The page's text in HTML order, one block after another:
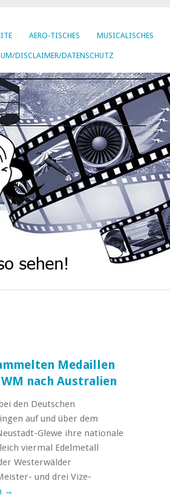
AERO-TISCHES MUSICALISCHES
DISCLAIMER/DATENSCHUTZ
Medaillen
nach Australien
den Deutschen
auf und über dem
Glewe ihre nationale
viermal Edelmetall
Westerwälder
und drei Vize-
→